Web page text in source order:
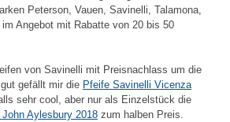
Peterson, Vauen, Savinelli, Talamona,
Angebot mit Rabatte von 20 bis 50
von Savinelli mit Preisnachlass um die
gefällt mir die Pfeife Savinelli Vicenza
sehr cool, aber nur als Einzelstück die
Aylesbury 2018 zum halben Preis.